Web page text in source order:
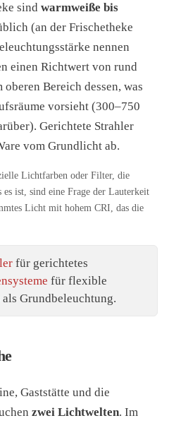
sind warmweiße bis
(an der Frischetheke
nennen
einen Richtwert von rund
oberen Bereich dessen, was
vorsieht (300–750
Gerichtete Strahler
vom Grundlicht ab.
Lichtfarben oder Filter, die
es ist, sind eine Frage der Lauterkeit
Licht mit hohem CRI, das die
für gerichtetes
für flexible
als Grundbeleuchtung.
Gaststätte und die
zwei Lichtwelten. Im